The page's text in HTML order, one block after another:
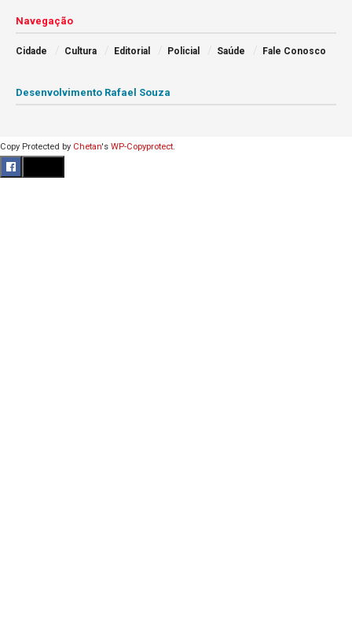
Navegação
Cidade Cultura Editorial Policial Saúde Fale Conosco
Desenvolvimento Rafael Souza
Copy Protected by Chetan's WP-Copyprotect.